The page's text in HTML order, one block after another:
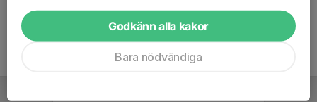
Godkänn alla kakor
Bara nödvändiga